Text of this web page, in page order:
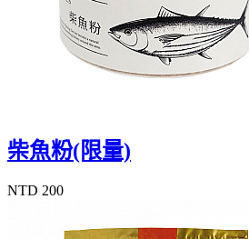
柴魚粉(限量)
NTD 200